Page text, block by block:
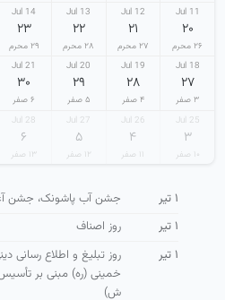
11 Jul
۲۰
۲۶ محرم
12 Jul
۲۱
۲۷ محرم
13 Jul
۲۲
۲۸ محرم
14 Jul
۲۳
۲۹ محرم
18 Jul
۲۷
۳ صفر
19 Jul
۲۸
۴ صفر
20 Jul
۲۹
۵ صفر
21 Jul
۳۰
۶ صفر
25 Jul
۳
۱۰ صفر
26 Jul
۴
۱۱ صفر
27 Jul
۵
۱۲ صفر
28 Jul
۶
۱۳ صفر
۱ تیر
جشن آب پاشونک، جشن
۱ تیر
روز اصناف
۱ تیر
روز تبلیغ و اطلاع رسانی
ش)